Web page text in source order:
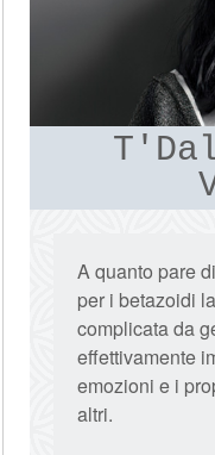
A quanto pare
per i betazoidi
complicata da
effettivamente
emozioni e i
altri.